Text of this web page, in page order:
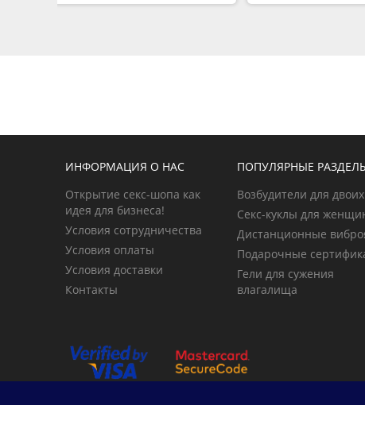
ИНФОРМАЦИЯ О НАС
Открытие секс-шопа как
идея для бизнеса!
Условия сотрудничества
Условия оплаты
Условия доставки
Контакты
ПОПУЛЯРНЫЕ
Возбудители для двоих
Секс-куклы для
Дистанционные
Подарочные
Гели для сужения
влагалища